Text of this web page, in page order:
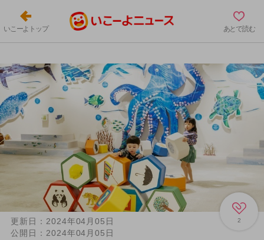
いこーよトップ あとで読む
2
更新日： 2024年04月05日
公開日： 2024年04月05日